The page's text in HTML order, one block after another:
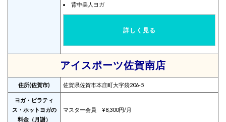
背中美人ヨガ
詳しく見る
アイスポーツ佐賀南店
住所(佐賀市) 佐賀県佐賀市本庄町大字袋206-5
ヨガ・ピラティ
ス・ホットヨガの
料金（月謝）
マスター会員 ¥8,300円/月